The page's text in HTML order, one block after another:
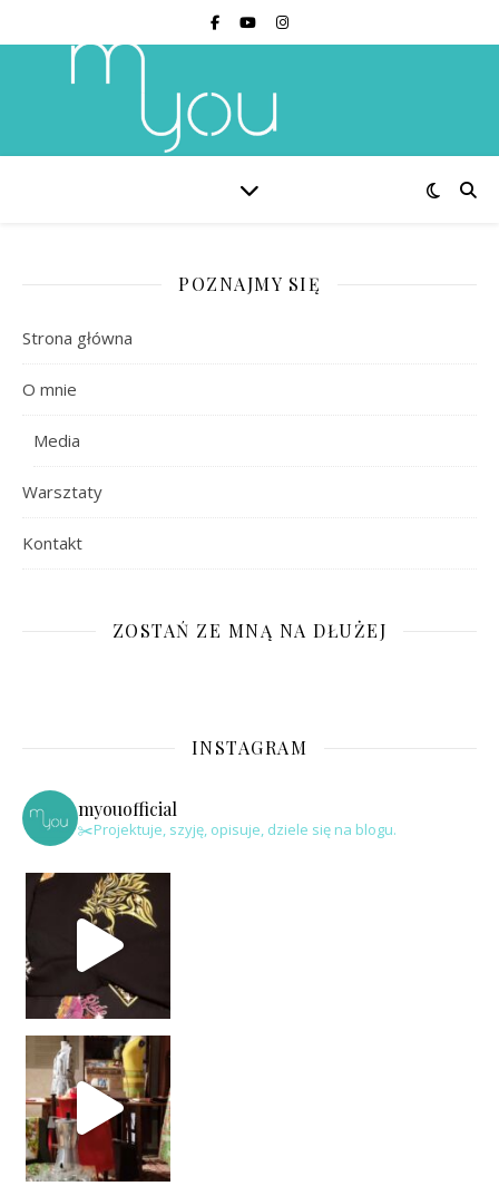
POZNAJMY SIĘ
Strona główna
O mnie
Media
Warsztaty
Kontakt
ZOSTAŃ ZE MNĄ NA DŁUŻEJ
INSTAGRAM
myouofficial
✂️Projektuje, szyję, opisuje, dziele się na blogu.